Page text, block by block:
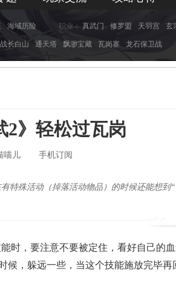
海域历险 职业： 真武门 修罗盟 天羽宫 玄
长白山 通天塔 飘渺宝藏 瓦岗寨 龙石保卫战
2》轻松过瓦岗
喵儿 手机订阅
特殊活动（掉落活动物品）的时候还能想到
时，要注意不要被定住，看好自己的
候，躲远一些，当这个技能施放完毕再